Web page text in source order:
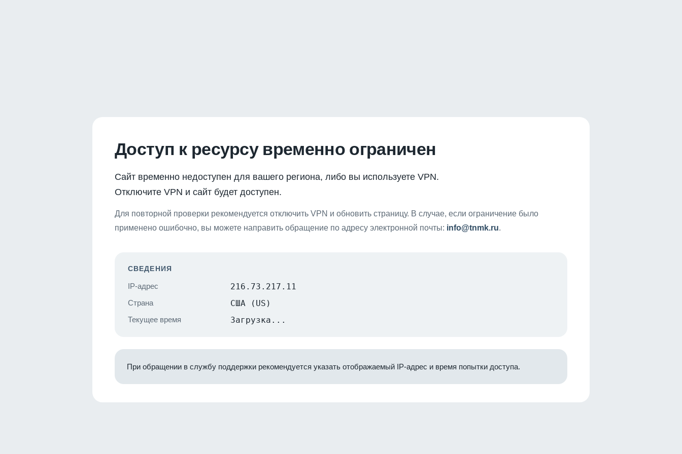
Доступ к ресурсу временно ограничен
Сайт временно недоступен для вашего региона, либо вы используете VPN.
Отключите VPN и сайт будет доступен.
Для повторной проверки рекомендуется отключить VPN и обновить страницу. В случае, если ограничение было
применено ошибочно, вы можете направить обращение по адресу электронной почты: info@tnmk.ru.
СВЕДЕНИЯ
IP-адрес 216.73.217.11
Страна США (US)
Текущее время Загрузка...
При обращении в службу поддержки рекомендуется указать отображаемый IP-адрес и время попытки доступа.